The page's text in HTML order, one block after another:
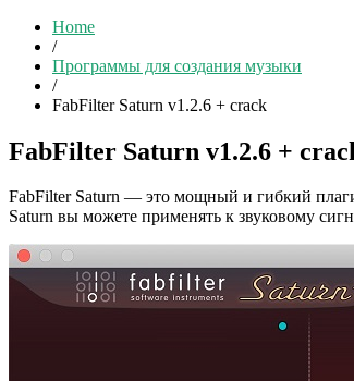
Home
/
Программы для создания музыки
/
FabFilter Saturn v1.2.6 + crack
FabFilter Saturn v1.2.6 +
FabFilter Saturn — это мощный и гибкий
Saturn вы можете применять к звуковому